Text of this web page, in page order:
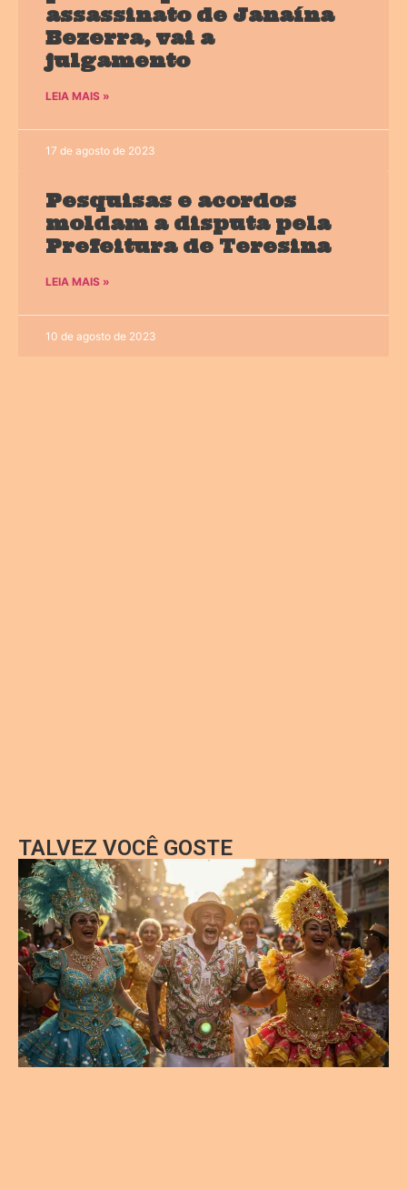
assassinato de Janaína
Bezerra, vai a
julgamento
LEIA MAIS »
17 de agosto de 2023
Pesquisas e acordos
moldam a disputa pela
Prefeitura de Teresina
LEIA MAIS »
10 de agosto de 2023
TALVEZ VOCÊ GOSTE